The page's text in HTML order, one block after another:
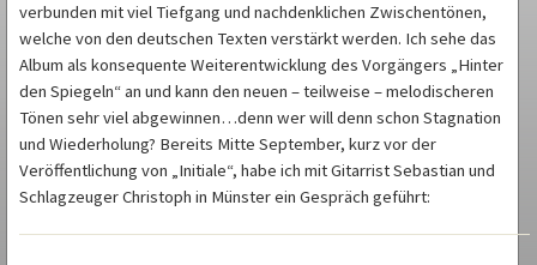
verbunden mit viel Tiefgang und nachdenklichen Zwischentönen,
welche von den deutschen Texten verstärkt werden. Ich sehe das
Album als konsequente Weiterentwicklung des Vorgängers „Hinter
den Spiegeln“ an und kann den neuen – teilweise – melodischeren
Tönen sehr viel abgewinnen…denn wer will denn schon Stagnation
und Wiederholung? Bereits Mitte September, kurz vor der
Veröffentlichung von „Initiale“, habe ich mit Gitarrist Sebastian und
Schlagzeuger Christoph in Münster ein Gespräch geführt: